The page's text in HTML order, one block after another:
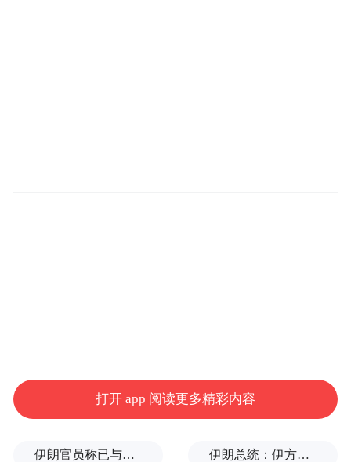
打开 app 阅读更多精彩内容
伊朗官员称已与阿曼就霍尔木兹海峡通行问题明确总体框架 伊朗总统：伊方未在涉谅解备忘录的谈判中作任何让步